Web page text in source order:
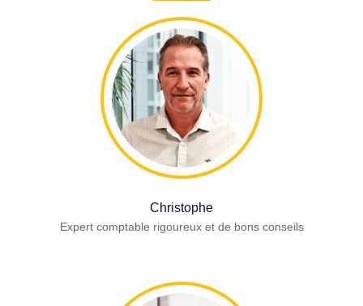
Christophe
Expert comptable rigoureux et de bons conseils